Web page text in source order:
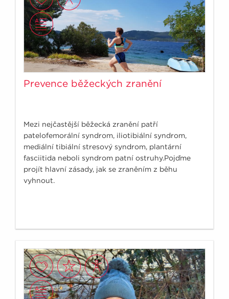
Prevence běžeckých zranění
Mezi nejčastější běžecká zranění patří
patelofemorální syndrom, iliotibiální syndrom,
mediální tibiální stresový syndrom, plantární
fasciitida neboli syndrom patní ostruhy.Pojďme
projít hlavní zásady, jak se zraněním z běhu
vyhnout.